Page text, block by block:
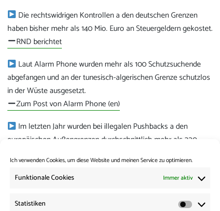
Ich verwenden Cookies, um diese Website und meinen Service zu optimieren.
Funktionale Cookies Immer aktiv
Statistiken
Die rechtswidrigen Kontrollen a den deutschen Grenzen
haben bisher mehr als 140 Mio. Euro an Steuergeldern gekostet.
RND berichtet
Laut Alarm Phone wurden mehr als 100 Schutzsuchende
abgefangen und an der tunesisch-algerischen Grenze schutzlos
in der Wüste ausgesetzt.
Zum Post von Alarm Phone (en)
Im letzten Jahr wurden bei illegalen Pushbacks a den
europäischen Außengrenzen durchschnittlich mehr als 220
Mehr dazu hier